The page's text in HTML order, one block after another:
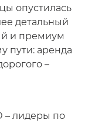
опустилась
детальный
и премиум
пути: аренда
–
– лидеры по